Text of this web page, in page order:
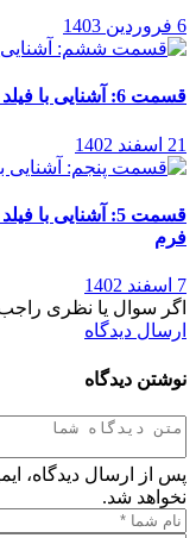
6 فروردین 1403
قسمت 6: آشنایی با فیلد دکمه‌های رادیویی و چک باکس
21 اسفند 1402
قسمت 5: آشنایی
فرم
7 اسفند 1402
اگر سوال یا نظری راجب
ارسال دیدگاه
نوشتن دیدگاه
پس از ارسال دیدگاه،
نخواهد شد.